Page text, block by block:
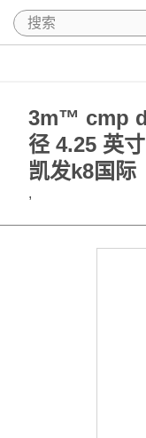
3m™ cmp
径 4.25 英
凯发k8国际
,